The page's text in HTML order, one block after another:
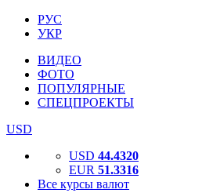
РУС
УКР
ВИДЕО
ФОТО
ПОПУЛЯРНЫЕ
СПЕЦПРОЕКТЫ
USD
USD 44.4320
EUR 51.3316
Все курсы валют